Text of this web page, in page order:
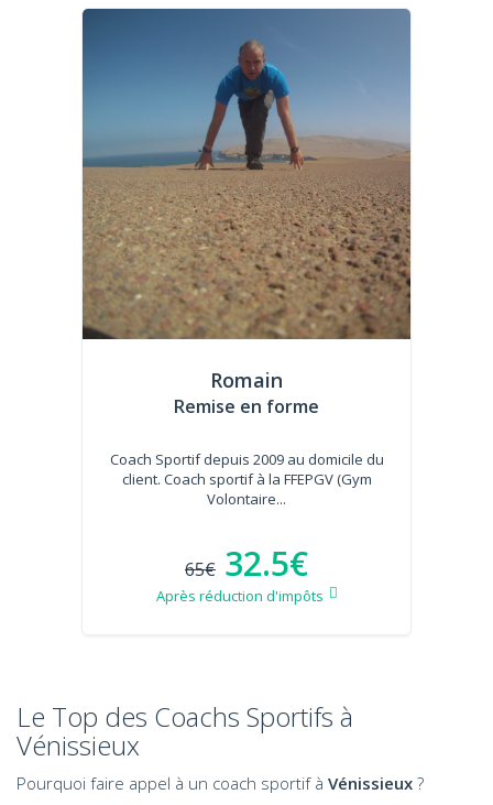
Romain
Remise en forme
Coach Sportif depuis 2009 au domicile du
client. Coach sportif à la FFEPGV (Gym
Volontaire...
65€ 32.5€
Après réduction d'impôts
Le Top des Coachs Sportifs à
Vénissieux
Pourquoi faire appel à un coach sportif à Vénissieux ?